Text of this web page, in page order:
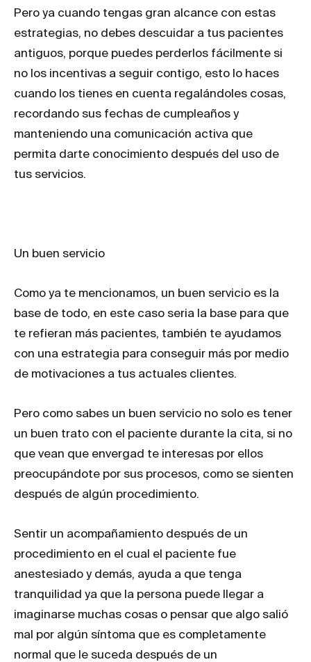
Pero ya cuando tengas gran alcance con estas
estrategias, no debes descuidar a tus pacientes
antiguos, porque puedes perderlos fácilmente si
no los incentivas a seguir contigo, esto lo haces
cuando los tienes en cuenta regalándoles cosas,
recordando sus fechas de cumpleaños y
manteniendo una comunicación activa que
permita darte conocimiento después del uso de
tus servicios.
Un buen servicio
Como ya te mencionamos, un buen servicio es la
base de todo, en este caso seria la base para que
te refieran más pacientes, también te ayudamos
con una estrategia para conseguir más por medio
de motivaciones a tus actuales clientes.
Pero como sabes un buen servicio no solo es tener
un buen trato con el paciente durante la cita, si no
que vean que envergad te interesas por ellos
preocupándote por sus procesos, como se sienten
después de algún procedimiento.
Sentir un acompañamiento después de un
procedimiento en el cual el paciente fue
anestesiado y demás, ayuda a que tenga
tranquilidad ya que la persona puede llegar a
imaginarse muchas cosas o pensar que algo salió
mal por algún síntoma que es completamente
normal que le suceda después de un